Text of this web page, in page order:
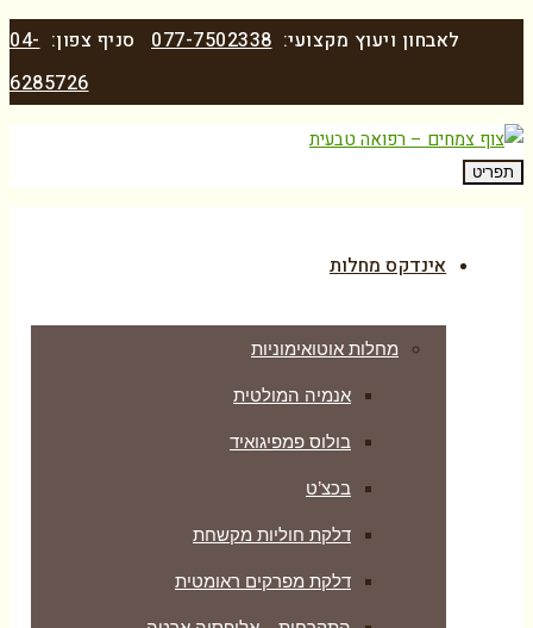
לאבחון ויעוץ מקצועי:077-7502338 סניף צפון:04-
6285726
תפריט
אינדקס מחלות
מחלות אוטואימוניות
אנמיה המולטית
בולוס פמפיגואיד
בכצ’ט
דלקת חוליות מקשחת
דלקת מפרקים ראומטית